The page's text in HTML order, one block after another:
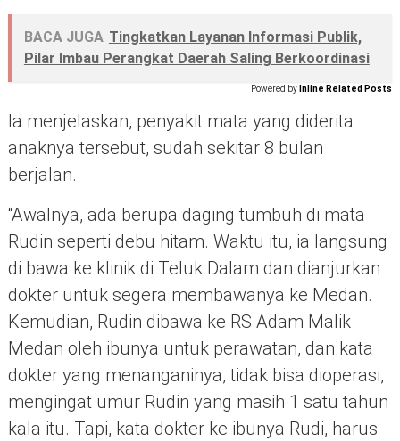
BACA JUGA Tingkatkan Layanan Informasi Publik,
Pilar Imbau Perangkat Daerah Saling Berkoordinasi
Powered by Inline Related Posts
Ia menjelaskan, penyakit mata yang diderita
anaknya tersebut, sudah sekitar 8 bulan
berjalan.
“Awalnya, ada berupa daging tumbuh di mata
Rudin seperti debu hitam. Waktu itu, ia langsung
di bawa ke klinik di Teluk Dalam dan dianjurkan
dokter untuk segera membawanya ke Medan.
Kemudian, Rudin dibawa ke RS Adam Malik
Medan oleh ibunya untuk perawatan, dan kata
dokter yang menanganinya, tidak bisa dioperasi,
mengingat umur Rudin yang masih 1 satu tahun
kala itu. Tapi, kata dokter ke ibunya Rudi, harus